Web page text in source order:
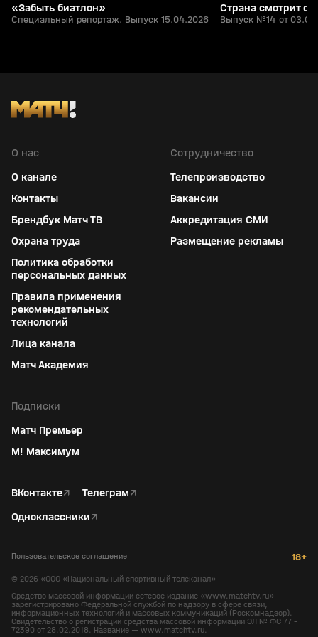
«Забыть биатлон»
Специальный репортаж. Выпуск 15.04.2026
Страна смотрит
Выпуск №14 от
О нас
О канале
Контакты
Брендбук Матч ТВ
Охрана труда
Политика обработки
персональных данных
Правила применения
рекомендательных
технологий
Лица канала
Матч Академия
Сотрудничество
Телепроизводство
Вакансии
Аккредитация СМИ
Размещение рекламы
Подписки
Матч Премьер
М! Максимум
ВКонтакте↗ Телеграм↗
Одноклассники↗
Пользовательское соглашение 18+
© 2026 «ООО «Национальный спортивный телеканал»
Средство массовой информации сетевое издание «www.matchtv.ru»
зарегистрировано Федеральной службой по надзору в сфере связи,
информационных технологий и массовых коммуникаций (Роскомнадзор).
Свидетельство о регистрации средства массовой информации ЭЛ № ФС 77 -
72390 от 28.02.2018. Название — www.matchtv.ru.